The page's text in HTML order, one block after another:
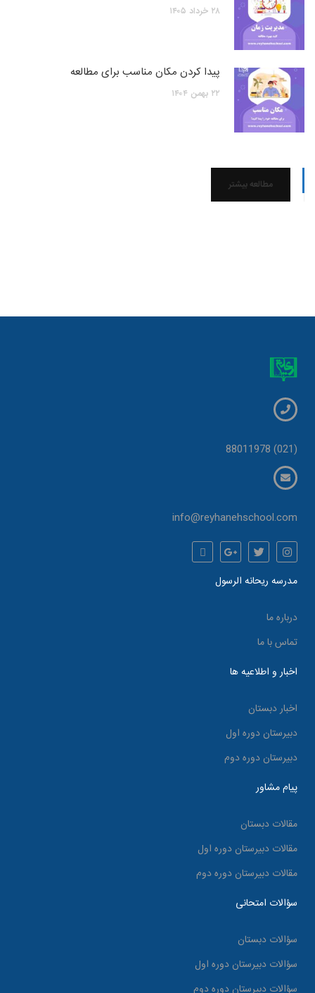
۲۸ خرداد ۱۴۰۵
پیدا کردن مکان مناسب برای مطالعه
۲۲ بهمن ۱۴۰۴
مطالعه بیشتر
(021) 88011978
info@reyhanehschool.com
مدرسه ریحانه الرسول
درباره ما
تماس با ما
اخبار و اطلاعیه ها
اخبار دبستان
دبیرستان دوره اول
دبیرستان دوره دوم
پیام مشاور
مقالات دبستان
مقالات دبیرستان دوره اول
مقالات دبیرستان دوره دوم
سؤالات امتحانی
سؤالات دبستان
سؤالات دبیرستان دوره اول